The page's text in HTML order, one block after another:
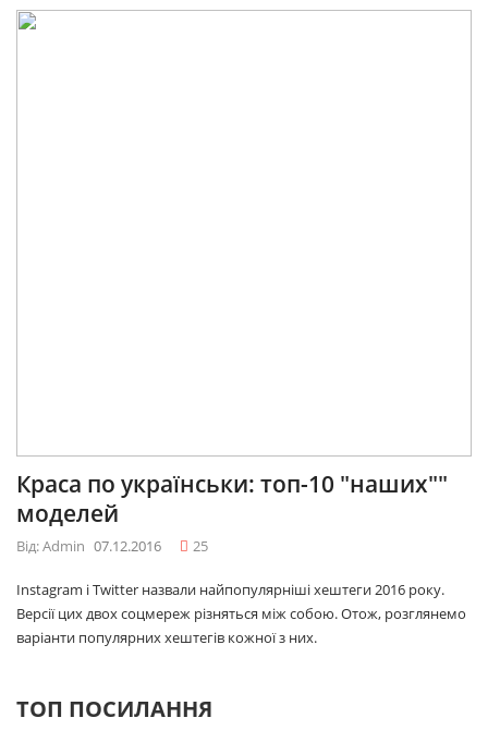
Краса по українськи: топ-10 "наших""
моделей
Від: Admin 07.12.2016 25
Instagram і Twitter назвали найпопулярніші хештеги 2016 року.
Версії цих двох соцмереж різняться між собою. Отож, розглянемо
варіанти популярних хештегів кожної з них.
ТОП ПОСИЛАННЯ